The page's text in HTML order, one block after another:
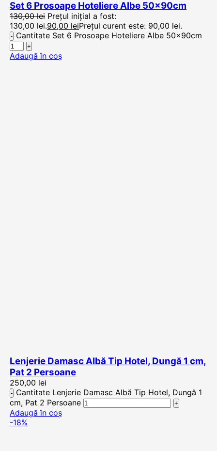
Set 6 Prosoape Hoteliere Albe 50x90cm
130,00lei Prețul inițial a fost:
130,00 lei.90,00 leiPrețul curent este: 90,00 lei.
Cantitate Set 6 Prosoape Hoteliere Albe 50x90cm
Adaugă în coș
Lenjerie Damasc Albă Tip Hotel, Dungă 1 cm,
Pat 2 Persoane
250,00 lei
Cantitate Lenjerie Damasc Albă Tip Hotel, Dungă 1
cm, Pat 2 Persoane
Adaugă în coș
-18%